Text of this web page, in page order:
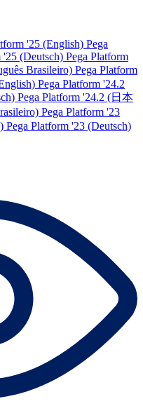
'25 (English) Pega
'25 (Deutsch) Pega Platform
Brasileiro) Pega Platform
Pega Platform '24.2
Pega Platform '24.2 (日本
Pega Platform '23
Pega Platform '23 (Deutsch)